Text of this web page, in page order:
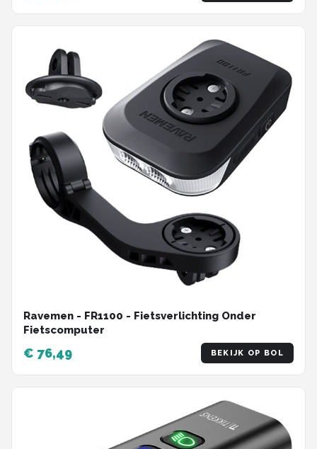
Ravemen - FR1100 - Fietsverlichting Onder
Fietscomputer
€ 76,49 BEKIJK OP BOL